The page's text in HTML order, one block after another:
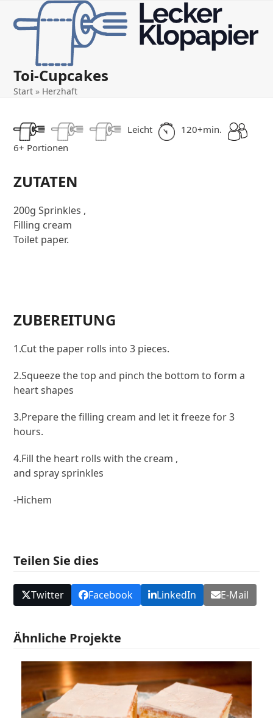
Open
mobile
menu
Close
mobile
menu
Toi-Cupcakes
Start » Herzhaft
Leicht
120+min.
6+ Portionen
ZUTATEN
200g Sprinkles ,
Filling cream
Toilet paper.
ZUBEREITUNG
1.Cut the paper rolls into 3 pieces.
2.Squeeze the top and pinch the bottom to form a
heart shapes
3.Prepare the filling cream and let it freeze for 3
hours.
4.Fill the heart rolls with the cream ,
and spray sprinkles
-Hichem
Teilen Sie dies
Twitter Facebook LinkedIn E-Mail
Ähnliche Projekte